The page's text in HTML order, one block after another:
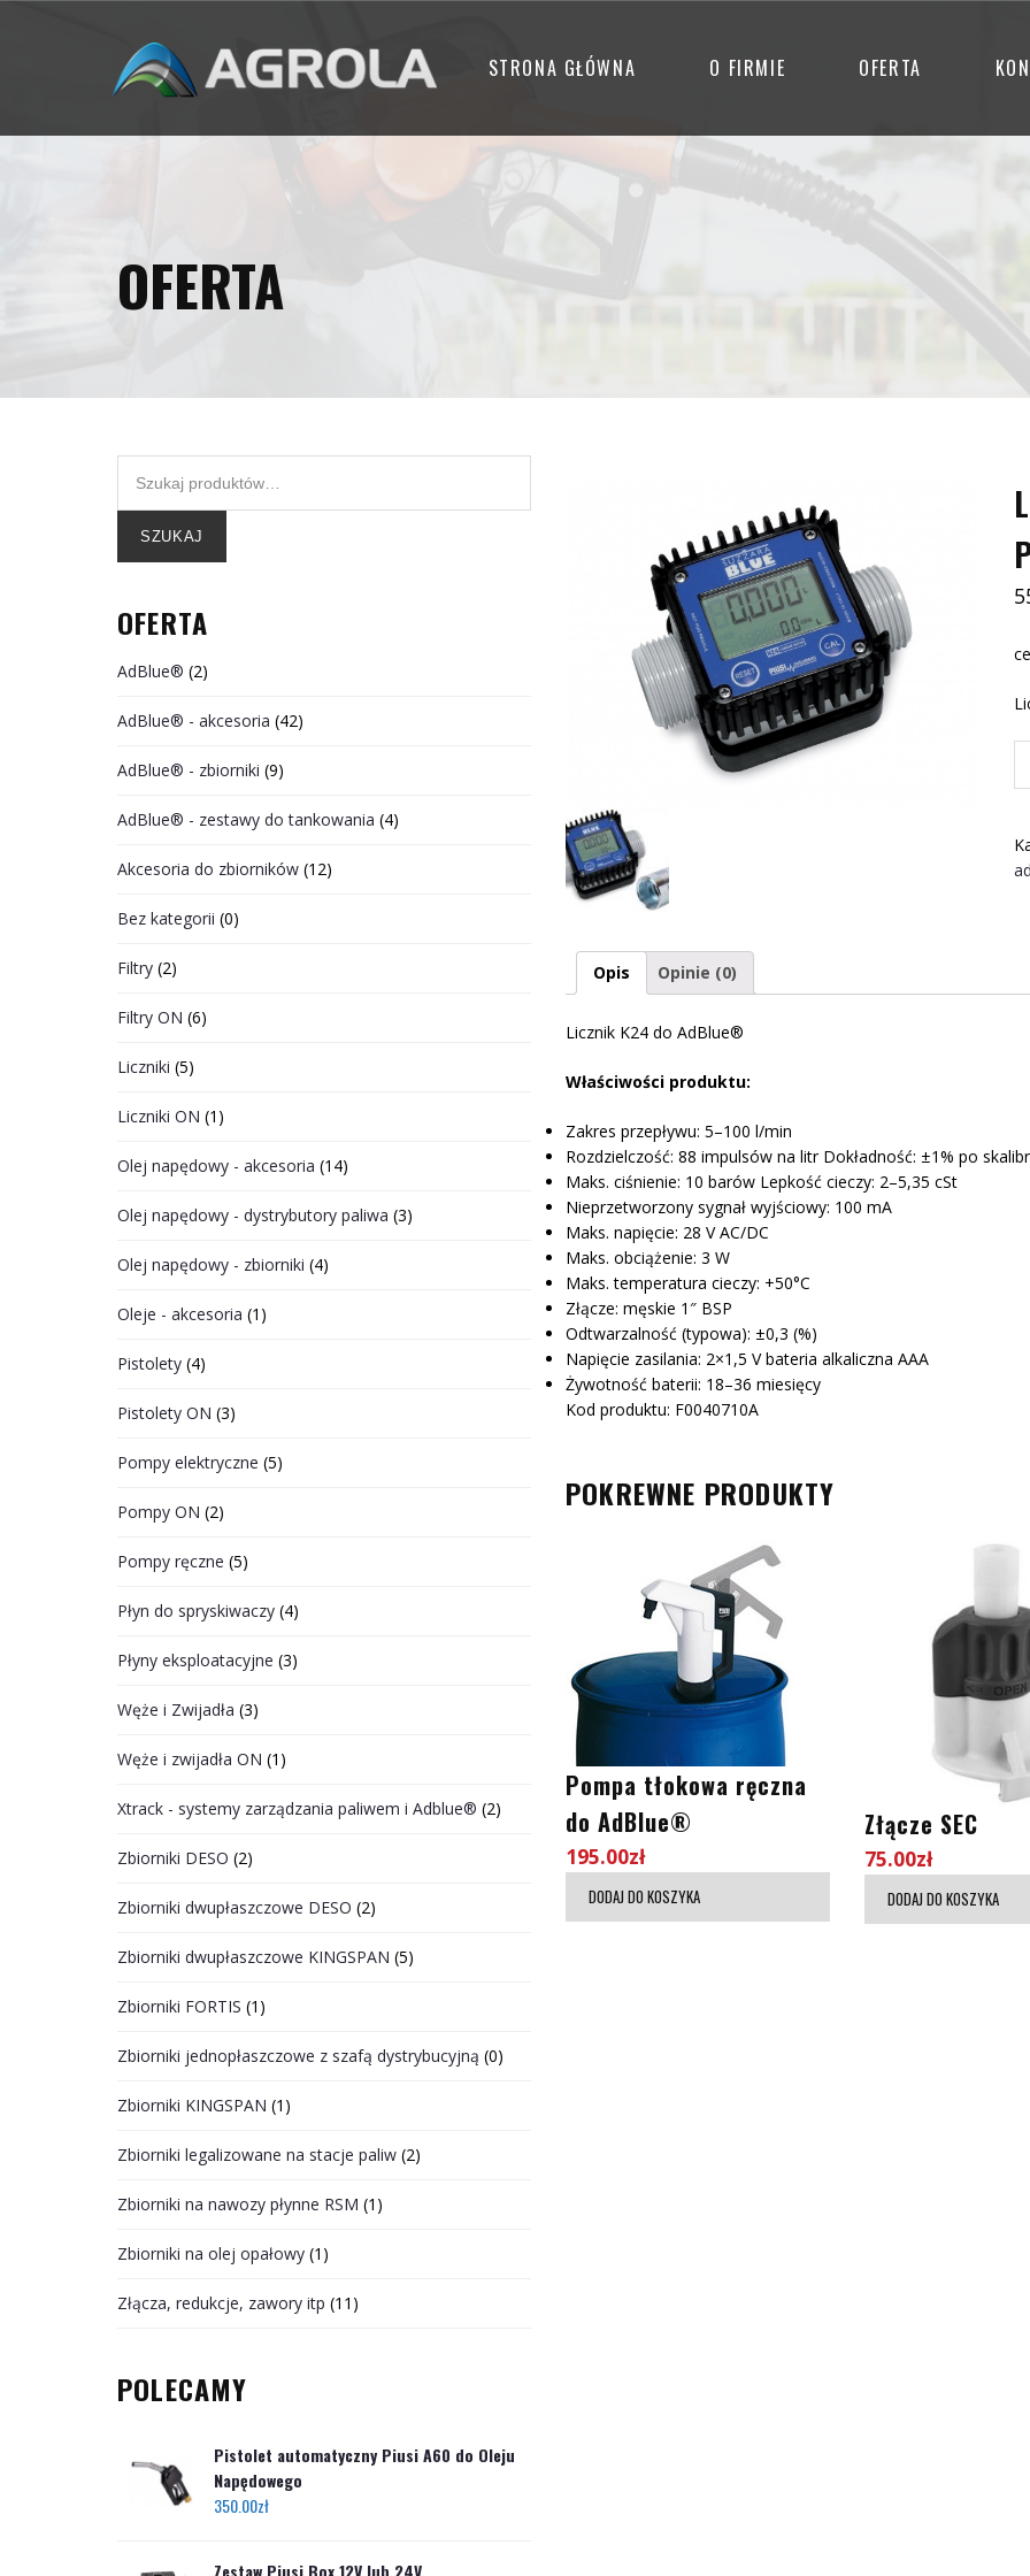
STRONA GŁÓWNA O FIRMIE OFERTA
OFERTA
SZUKAJ
OFERTA
AdBlue® (2)
AdBlue® - akcesoria (42)
AdBlue® - zbiorniki (9)
AdBlue® - zestawy do tankowania (4)
Akcesoria do zbiorników (12)
Bez kategorii (0)
Filtry (2)
Filtry ON (6)
Liczniki (5)
Liczniki ON (1)
Olej napędowy - akcesoria (14)
Olej napędowy - dystrybutory paliwa (3)
Olej napędowy - zbiorniki (4)
Oleje - akcesoria (1)
Pistolety (4)
Pistolety ON (3)
Pompy elektryczne (5)
Pompy ON (2)
Pompy ręczne (5)
Płyn do spryskiwaczy (4)
Płyny eksploatacyjne (3)
Węże i Zwijadła (3)
Węże i zwijadła ON (1)
Xtrack - systemy zarządzania paliwem i Adblue® (2)
Zbiorniki DESO (2)
Zbiorniki dwupłaszczowe DESO (2)
Zbiorniki dwupłaszczowe KINGSPAN (5)
Zbiorniki FORTIS (1)
Zbiorniki jednopłaszczowe z szafą dystrybucyjną (0)
Zbiorniki KINGSPAN (1)
Zbiorniki legalizowane na stacje paliw (2)
Zbiorniki na nawozy płynne RSM (1)
Zbiorniki na olej opałowy (1)
Złącza, redukcje, zawory itp (11)
POLECAMY
Pistolet automatyczny Piusi A60 do Oleju
Napędowego
350.00zł
Zestaw Piusi Box 12V lub 24V
Opis Opinie (0)
Licznik K24 do AdBlue®
Właściwości produktu:
Zakres przepływu: 5–100 l/min
Rozdzielczość: 88 impulsów na litr Dokładność: ±1% po
Maks. ciśnienie: 10 barów Lepkość cieczy: 2–5,35 cSt
Nieprzetworzony sygnał wyjściowy: 100 mA
Maks. napięcie: 28 V AC/DC
Maks. obciążenie: 3 W
Maks. temperatura cieczy: +50°C
Złącze: męskie 1″ BSP
Odtwarzalność (typowa): ±0,3 (%)
Napięcie zasilania: 2×1,5 V bateria alkaliczna AAA
Żywotność baterii: 18–36 miesięcy
Kod produktu: F0040710A
POKREWNE PRODUKTY
Pompa tłokowa ręczna
do AdBlue®
195.00zł
DODAJ DO KOSZYKA
Złącze SEC
75.00zł
DODAJ DO KOSZYKA